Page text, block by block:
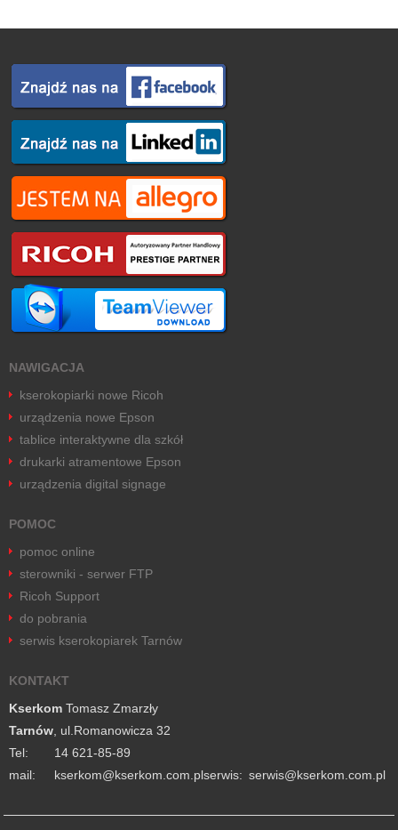
NAWIGACJA
kserokopiarki nowe Ricoh
urządzenia nowe Epson
tablice interaktywne dla szkół
drukarki atramentowe Epson
urządzenia digital signage
POMOC
pomoc online
sterowniki - serwer FTP
Ricoh Support
do pobrania
serwis kserokopiarek Tarnów
KONTAKT
Kserkom Tomasz Zmarzły
Tarnów , ul.Romanowicza 32
Tel:
14 621-85-89
mail:
lp.moc.mokresk@mokreskserwis: lp.moc.mokresk@siwres